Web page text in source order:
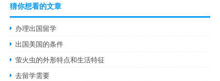
猜你想看的文章
办理出国留学
出国美国的条件
萤火虫的外形特点和生活特征
去留学需要